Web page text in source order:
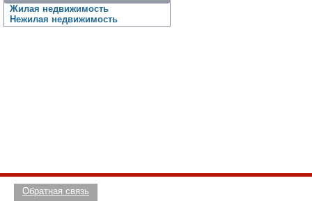
Жилая недвижимость
Нежилая недвижимость
Обратная связь